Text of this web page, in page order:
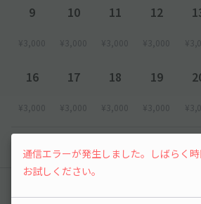
9
¥3,000
10
¥3,000
11
¥3,000
12
¥3,000
16
¥3,000
17
¥3,000
18
¥3,000
19
¥3,000
通信エラーが発生しました。しばらく
お試しください。